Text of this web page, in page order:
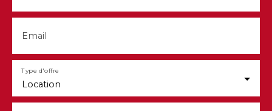
Email
Location
Type d'offre